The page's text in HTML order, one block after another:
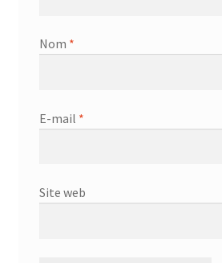
Nom *
E-mail *
Site web